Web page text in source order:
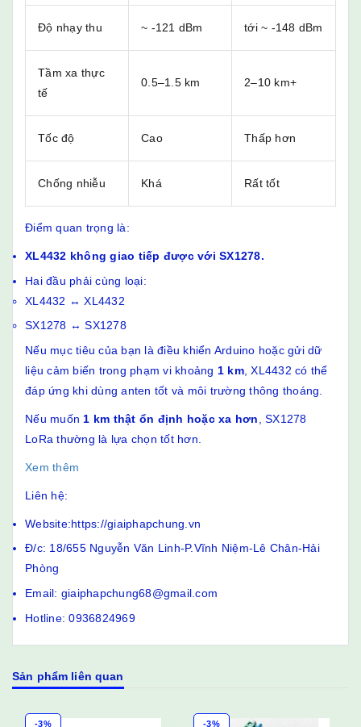
Độ nhạy thu ~ -121 dBm tới ~ -148 dBm
Tầm xa thực
tế
0.5–1.5 km 2–10 km+
Tốc độ Cao Thấp hơn
Chống nhiễu Khá Rất tốt
Điểm quan trọng là:
XL4432 không giao tiếp được với SX1278.
Hai đầu phải cùng loại:
XL4432 ↔ XL4432
SX1278 ↔ SX1278
Nếu mục tiêu của bạn là điều khiển Arduino hoặc gửi dữ
liệu cảm biến trong phạm vi khoảng 1 km, XL4432 có thể
đáp ứng khi dùng anten tốt và môi trường thông thoáng.
Nếu muốn 1 km thật ổn định hoặc xa hơn , SX1278
LoRa thường là lựa chọn tốt hơn.
Xem thêm
Liên hệ:
Website:https://giaiphapchung.vn
Đ/c: 18/655 Nguyễn Văn Linh-P.Vĩnh Niệm-Lê Chân-Hải
Phòng
Email: giaiphapchung68@gmail.com
Hotline: 0936824969
Sản phẩm liên quan
-3% -3%